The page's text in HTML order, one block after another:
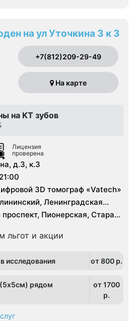
на ул Уточкина 3 к 3
+7(812)209-29-49
На карте
на КТ зубов
Лицензия
проверена
д.3, к.3
3D томограф «Vatech»
Ленинградская
Пионерская, Старая
льгот и акции
исследования от 800 p.
рядом
от 1700
p.